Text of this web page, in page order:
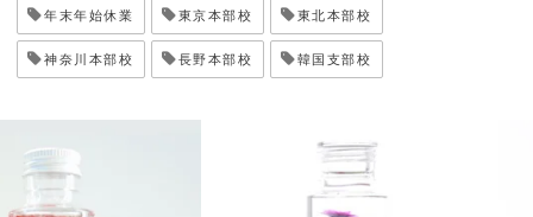
年末年始休業 東京本部校 東北本部校
神奈川本部校 長野本部校 韓国支部校